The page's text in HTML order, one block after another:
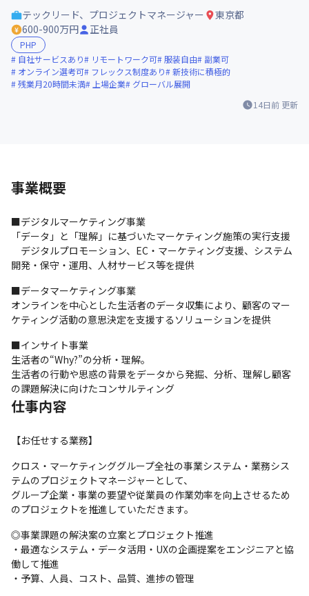
14日前 更新
テックリード、プロジェクトマネージャー
東京都
600-900万円
正社員
PHP
自社サービスあり
リモートワーク可 服装自由
副業可
オンライン選考可
フレックス制度あり
新技術に積極的
残業月20時間未満
上場企業 グローバル展開
事業概要
■デジタルマーケティング事業
「データ」と「理解」に基づいたマーケティング施策の実行支援
デジタルプロモーション、EC・マーケティング支援、システム
開発・保守・運用、人材サービス等を提供
■データマーケティング事業
オンラインを中心とした生活者のデータ収集により、顧客のマー
ケティング活動の意思決定を支援するソリューションを提供
■インサイト事業
生活者の“Why?”の分析・理解。
生活者の行動や思惑の背景をデータから発掘、分析、理解し顧客
の課題解決に向けたコンサルティング
仕事内容
【お任せする業務】
クロス・マーケティンググループ全社の事業システム・業務シス
テムのプロジェクトマネージャーとして、
グループ企業・事業の要望や従業員の作業効率を向上させるため
のプロジェクトを推進していただきます。
◎事業課題の解決案の立案とプロジェクト推進
・最適なシステム・データ活用・UXの企画提案をエンジニアと協
働して推進
・予算、人員、コスト、品質、進捗の管理